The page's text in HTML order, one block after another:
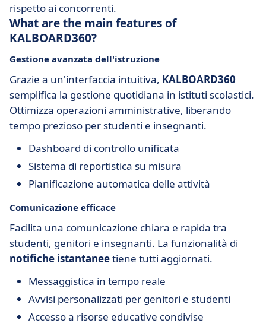
rispetto ai concorrenti.
What are the main features of
KALBOARD360?
Gestione avanzata dell'istruzione
Grazie a un'interfaccia intuitiva, KALBOARD360
semplifica la gestione quotidiana in istituti scolastici.
Ottimizza operazioni amministrative, liberando
tempo prezioso per studenti e insegnanti.
Dashboard di controllo unificata
Sistema di reportistica su misura
Pianificazione automatica delle attività
Comunicazione efficace
Facilita una comunicazione chiara e rapida tra
studenti, genitori e insegnanti. La funzionalità di
notifiche istantaneetiene tutti aggiornati.
Messaggistica in tempo reale
Avvisi personalizzati per genitori e studenti
Accesso a risorse educative condivise